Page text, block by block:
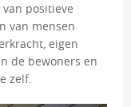
positieve
van mensen
eigen
de bewoners en
zelf.